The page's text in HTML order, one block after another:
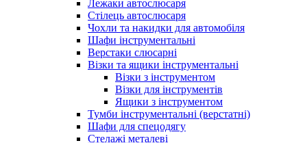
Лежаки автослюсаря
Стілець автослюсаря
Чохли та накидки для автомобіля
Шафи інструментальні
Верстаки слюсарні
Візки та ящики інструментальні
Візки з інструментом
Візки для інструментів
Ящики з інструментом
Тумби інструментальні (верстатні)
Шафи для спецодягу
Стелажі металеві